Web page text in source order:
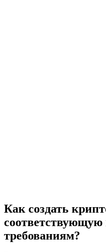
Как создать
требованиям?